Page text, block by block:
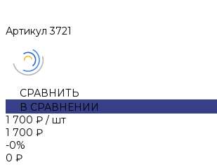
Артикул3721
СРАВНИТЬ
В СРАВНЕНИИ
1 700 ₽ / шт
1 700 ₽
-0%
0 ₽